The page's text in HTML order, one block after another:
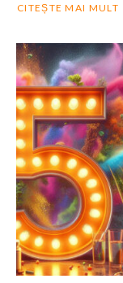
CITEȘTE MAI MULT